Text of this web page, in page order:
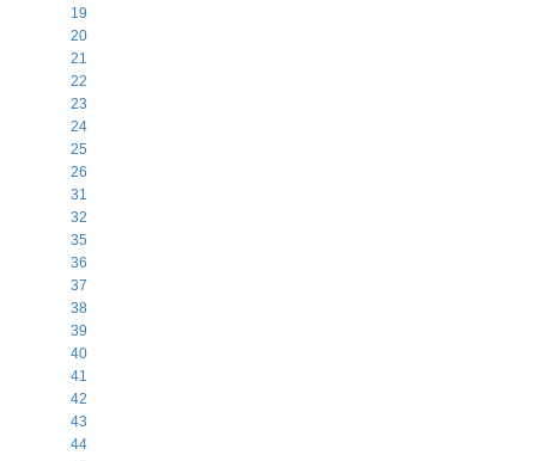
19
20
21
22
23
24
25
26
31
32
35
36
37
38
39
40
41
42
43
44